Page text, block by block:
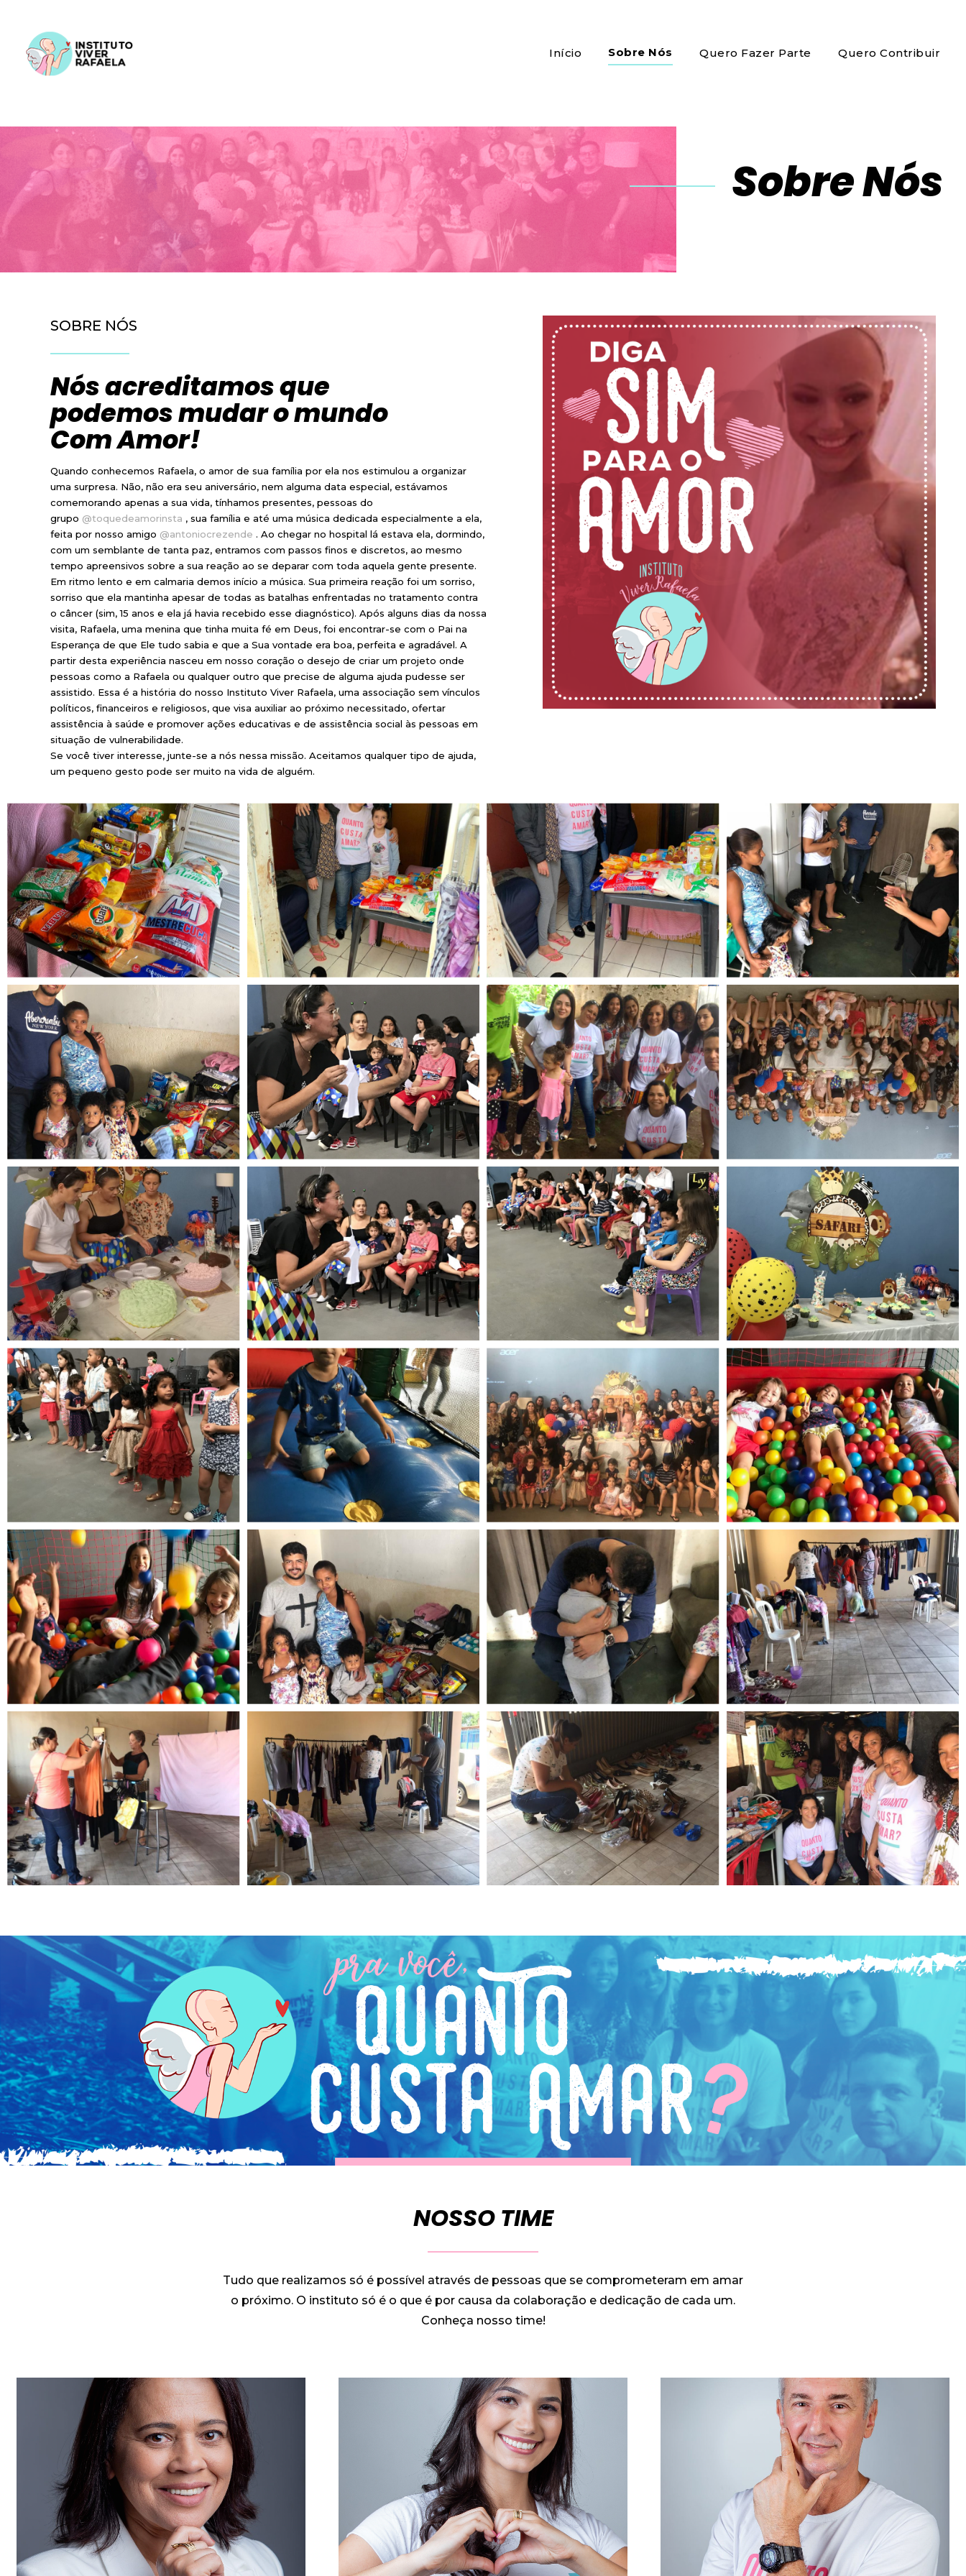
Início Sobre Nós Quero Fazer Parte Quero Contribuir
Sobre Nós
SOBRE NÓS
Nós acreditamos que
podemos mudar o mundo
Com Amor!
Quando conhecemos Rafaela, o amor de sua família por ela nos estimulou a organizar
uma surpresa. Não, não era seu aniversário, nem alguma data especial, estávamos
comemorando apenas a sua vida, tínhamos presentes, pessoas do
grupo @toquedeamorinsta , sua família e até uma música dedicada especialmente a ela,
feita por nosso amigo @antoniocrezende . Ao chegar no hospital lá estava ela, dormindo,
com um semblante de tanta paz, entramos com passos finos e discretos, ao mesmo
tempo apreensivos sobre a sua reação ao se deparar com toda aquela gente presente.
Em ritmo lento e em calmaria demos início a música. Sua primeira reação foi um sorriso,
sorriso que ela mantinha apesar de todas as batalhas enfrentadas no tratamento contra
o câncer (sim, 15 anos e ela já havia recebido esse diagnóstico). Após alguns dias da nossa
visita, Rafaela, uma menina que tinha muita fé em Deus, foi encontrar-se com o Pai na
Esperança de que Ele tudo sabia e que a Sua vontade era boa, perfeita e agradável. A
partir desta experiência nasceu em nosso coração o desejo de criar um projeto onde
pessoas como a Rafaela ou qualquer outro que precise de alguma ajuda pudesse ser
assistido. Essa é a história do nosso Instituto Viver Rafaela, uma associação sem vínculos
políticos, financeiros e religiosos, que visa auxiliar ao próximo necessitado, ofertar
assistência à saúde e promover ações educativas e de assistência social às pessoas em
situação de vulnerabilidade.
Se você tiver interesse, junte-se a nós nessa missão. Aceitamos qualquer tipo de ajuda,
um pequeno gesto pode ser muito na vida de alguém.
NOSSO TIME
Tudo que realizamos só é possível através de pessoas que se comprometeram em amar
o próximo. O instituto só é o que é por causa da colaboração e dedicação de cada um.
Conheça nosso time!